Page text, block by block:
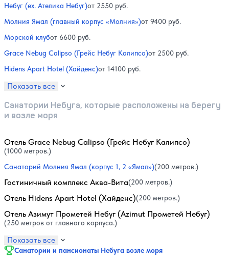
Небуг (ex. Ателика Небуг)от 2550 руб.
Молния Ямал (главный корпус «Молния»)от 9400 руб.
Морской клубот 6600 руб.
Grace Nebug Calipso (Грейс Небуг Калипсо)от 2500 руб.
Hidens Apart Hotel (Хайденс)от 14100 руб.
Показать все
Санатории Небуга, которые расположены на берегу
и возле моря
Отель Grace Nebug Calipso (Грейс Небуг Калипсо)
(1000 метров.)
Санаторий Молния Ямал (корпус 1, 2 «Ямал»)(200 метров.)
Гостиничный комплекс Аква-Вита(200 метров.)
Отель Hidens Apart Hotel (Хайденс)(200 метров.)
Отель Азимут Прометей Небуг (Azimut Прометей Небуг)
(250 метров от главного корпуса.)
Показать все
Санатории и пансионаты Небуга возле моря